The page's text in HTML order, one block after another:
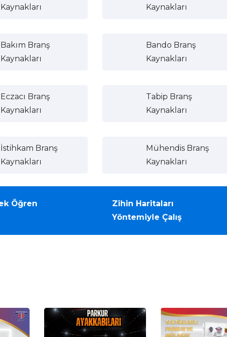
Kaynakları
Kaynakları
Bakım Branş
Kaynakları
Bando Branş
Kaynakları
Eczacı Branş
Kaynakları
Tabip Branş
Kaynakları
İstihkam Branş
Kaynakları
Mühendis Branş
Kaynakları
Öğren
Zihin Haritaları
Yöntemiyle Çalış